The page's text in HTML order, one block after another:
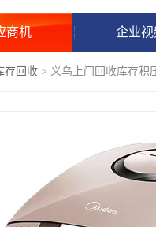
商机 企业视
存回收 > 义乌上门回收库存积